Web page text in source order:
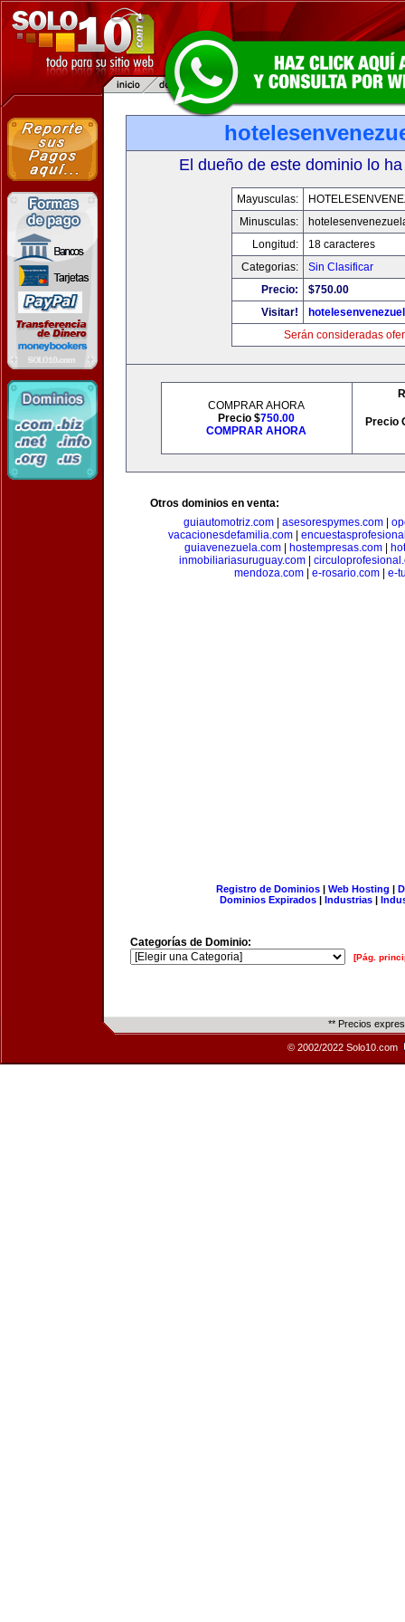
El dueño de este dominio lo
Mayusculas:
Minusculas:
Longitud:
18 caracteres
Categorias:
Sin Clasificar
Precio:
$750.00
Visitar!
Serán consideradas
COMPRAR AHORA
Precio $750.00
COMPRAR AHORA
Precio
Otros dominios en venta:
guiautomotriz.com| asesorespymes.com|
vacacionesdefamilia.com|
guiavenezuela.com| hostempresas.com|
inmobiliariasuruguay.com|
mendoza.com
e-rosario.com e-
Registro de Dominios| Web Hosting |
Dominios Expirados | Industrias |
Categorías de Dominio:
[Pág.
** Precios
© 2002/2022 Solo10.com